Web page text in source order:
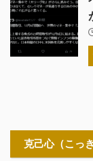
克己心（こっ